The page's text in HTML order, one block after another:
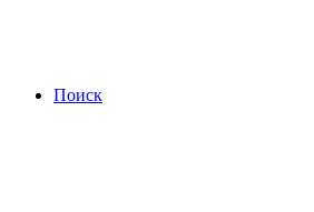
Поиск